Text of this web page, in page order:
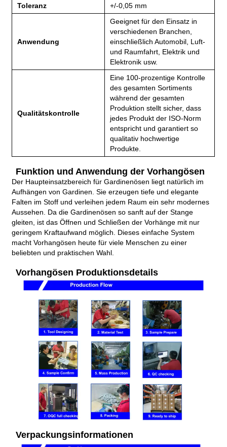
Toleranz
+/-0,05 mm
Anwendung
Geeignet für den Einsatz in
verschiedenen Branchen,
einschließlich Automobil, Luft-
und Raumfahrt, Elektrik und
Elektronik usw.
Qualitätskontrolle
Eine 100-prozentige Kontrolle
des gesamten Sortiments
während der gesamten
Produktion stellt sicher, dass
jedes Produkt der ISO-Norm
entspricht und garantiert so
qualitativ hochwertige
Produkte.
Funktion und Anwendung der Vorhangösen
Der Haupteinsatzbereich für Gardinenösen liegt natürlich im
Aufhängen von Gardinen. Sie erzeugen tiefe und elegante
Falten im Stoff und verleihen jedem Raum ein sehr modernes
Aussehen. Da die Gardinenösen so sanft auf der Stange
gleiten, ist das Öffnen und Schließen der Vorhänge mit nur
geringem Kraftaufwand möglich. Dieses einfache System
macht Vorhangösen heute für viele Menschen zu einer
beliebten und praktischen Wahl.
Vorhangösen Produktionsdetails
Verpackungsinformationen